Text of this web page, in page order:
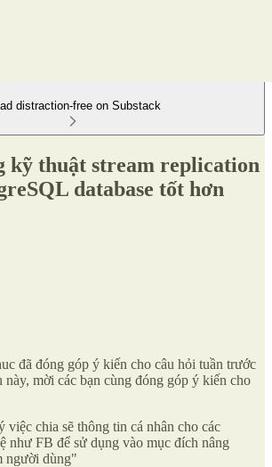
distraction-free on Substack
kỹ thuật stream replication
database tốt hơn
đã đóng góp ý kiến cho câu hỏi tuần trước
này, mời các bạn cùng đóng góp ý kiến cho
việc chia sẽ thông tin cá nhân cho các
như FB để sử dụng vào mục đích nâng
người dùng"